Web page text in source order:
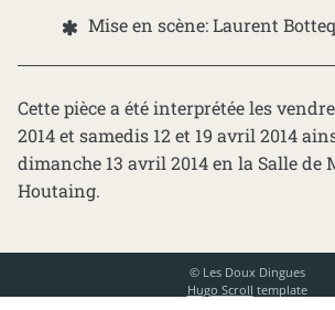
Mise en scène: Laurent
Cette pièce a été interprétée les
2014 et samedis 12 et 19 avril 2014
dimanche 13 avril 2014 en la Salle de
Houtaing.
© Les Doux Dingues
Hugo Scroll template